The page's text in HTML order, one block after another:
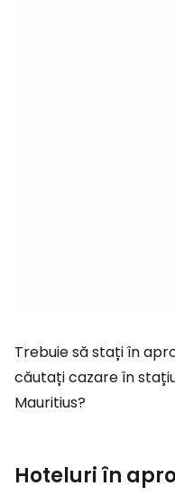
Trebuie să stați în
căutați cazare în
Mauritius?
Hoteluri în